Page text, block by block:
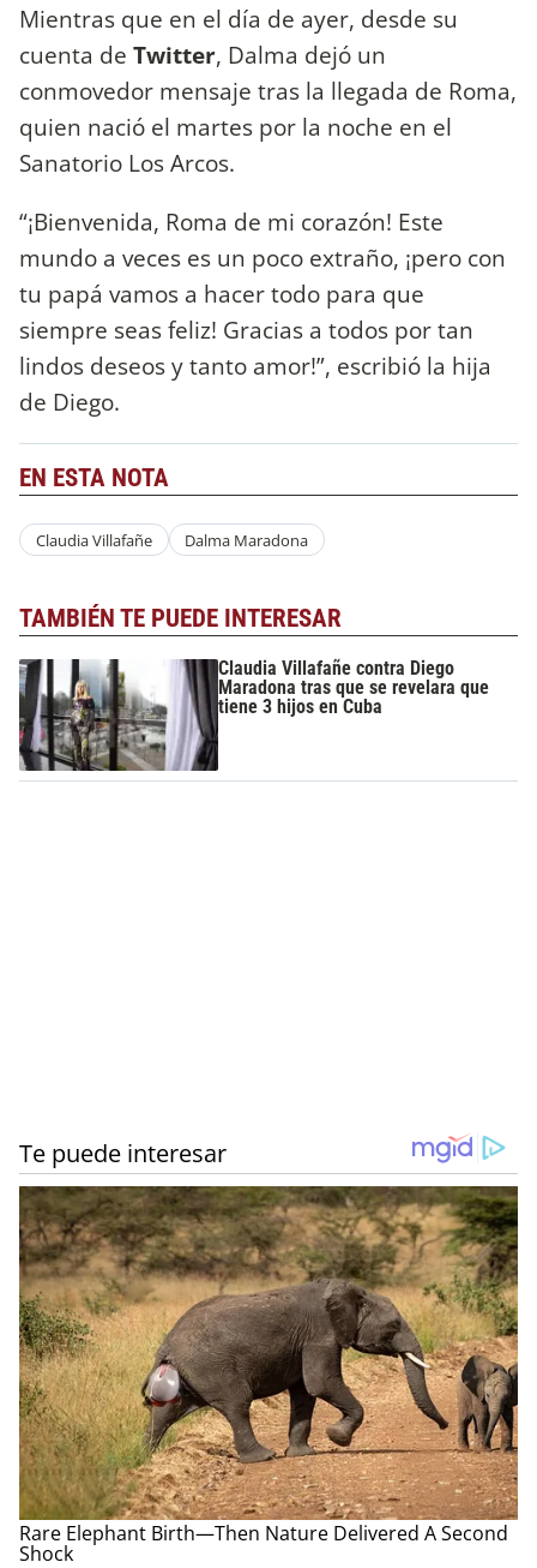
Mientras que en el día de ayer, desde su
cuenta de Twitter, Dalma dejó un
conmovedor mensaje tras la llegada de Roma,
quien nació el martes por la noche en el
Sanatorio Los Arcos.
“¡Bienvenida, Roma de mi corazón! Este
mundo a veces es un poco extraño, ¡pero con
tu papá vamos a hacer todo para que
siempre seas feliz! Gracias a todos por tan
lindos deseos y tanto amor!”, escribió la hija
de Diego.
EN ESTA NOTA
Claudia Villafañe Dalma Maradona
TAMBIÉN TE PUEDE INTERESAR
Claudia Villafañe contra Diego
Maradona tras que se revelara que
tiene 3 hijos en Cuba